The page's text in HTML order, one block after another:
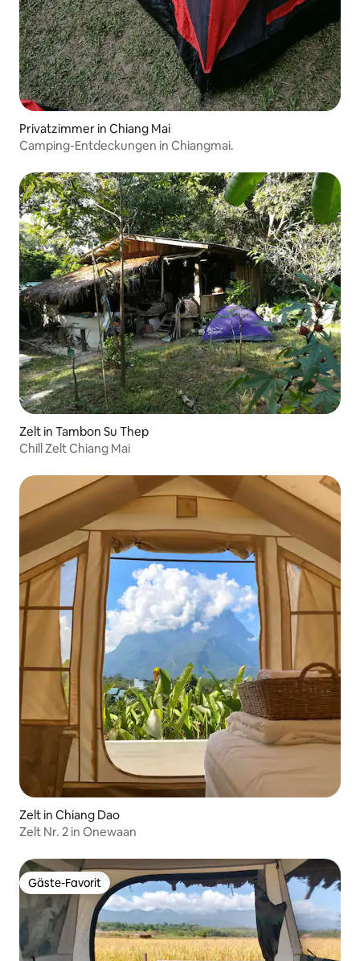
Privatzimmer in Chiang Mai
Camping-Entdeckungen in Chiangmai.
Zelt in Tambon Su Thep
Chill Zelt Chiang Mai
Zelt in Chiang Dao
Zelt Nr. 2 in Onewaan
Gäste-Favorit
Gäste-Favorit